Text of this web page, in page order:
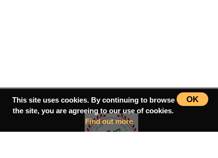
OK
This site uses cookies. By continuing to browse
the site, you are agreeing to our use of cookies.
Find out more